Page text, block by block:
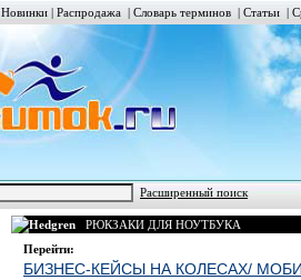
Новинки | Распродажа | Словарь терминов | Статьи |
Расширенный поиск
Hedgren
РЮКЗАКИ ДЛЯ НОУТБУКА
Перейти:
БИЗНЕС-КЕЙСЫ НА КОЛЕСАХ/